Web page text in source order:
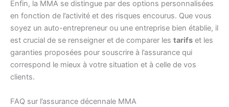
Enfin, la MMA se distingue par des options personnalisées
en fonction de l’activité et des risques encourus. Que vous
soyez un auto-entrepreneur ou une entreprise bien établie, il
est crucial de se renseigner et de comparer les tarifs et les
garanties proposées pour souscrire à l’assurance qui
correspond le mieux à votre situation et à celle de vos
clients.
FAQ sur l’assurance décennale MMA